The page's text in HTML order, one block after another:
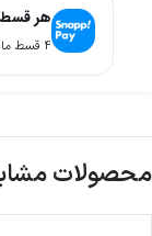
هر
۴ قسط ماهانه. بدون سود، چک و ضامن.
محصولات